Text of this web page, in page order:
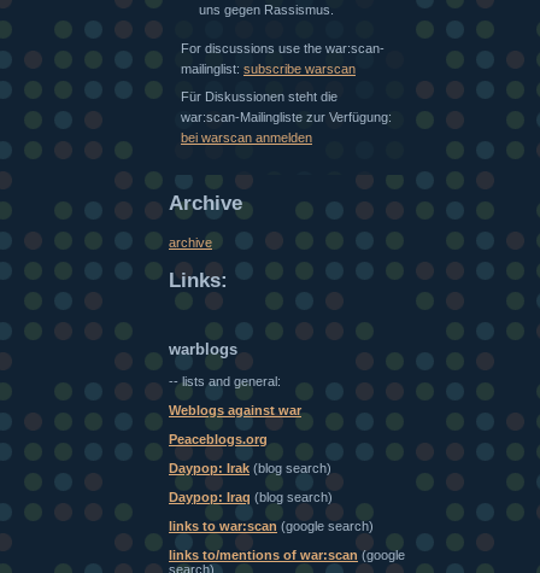
uns gegen Rassismus.
For discussions use the war:scan-
mailinglist: subscribe warscan
Für Diskussionen steht die
war:scan-Mailingliste zur Verfügung:
bei warscan anmelden
Archive
archive
Links:
warblogs
-- lists and general:
Weblogs against war
Peaceblogs.org
Daypop: Irak (blog search)
Daypop: Iraq (blog search)
links to war:scan (google search)
links to/mentions of war:scan (google
search)